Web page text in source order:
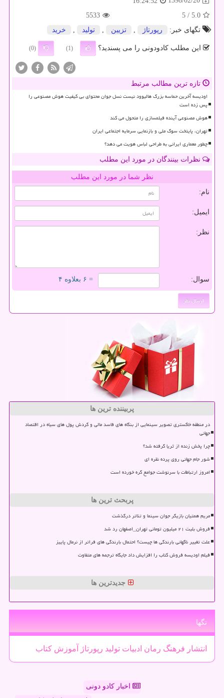
5.0
/ 5
5533
تگهای خبر:
رپورتاژ تزیین تولید خرید
این مطلب کادودونی را می پسندید؟ (1)
(0)
تازه ترین مطالب مرتبط
اودیسه آخرین حماسه بزرگ هالیوود نیست نسل جوان محتوای بی کیفیت هوش مصنوعی را
پس زده است
هوش مصنوعی آینده فیلمسازی را متحول می کند
تهران، پایتخت سوگ ملی و بازنمایی سرمایه اجتماعی ایران
چطور معماری ایرانی به طراحی لباس هویت می دهد؟
نظرات بینندگان در مورد این مطلب
نظر شما در مورد این مطلب
نام:
ایمیل:
نظر:
سوال: = ۶ بعلاوه ۴
پربیننده ترین ها
در منطقه خاکستری تصویر سینمایی از بنگاه های فاسد مالی و گردش پول های سیاه در اقتصاد
جهانی
چرا پخش زنده از ثریا گرفته شد؟
شور جام جهانی روی پرده نقره ای
امروز ارتباطات با سرنوشت جوامع گره خورده است
پربحث ترین ها
مریم همتیان بازیگر جوان سینما و تئاتر درگذشت
فروش بلیت ۲۱ میلیون تومانی تهران_اصفهان رد شد
علت تغییر ناگهانی بارندگی ها چیست؟ احتمال بارندگی های فراتر از نرمال پاییز
فیلم اودیسه فروش کتاب را افزایش داد جایگاه ترجمه های متفاوت
جدیدترین ها
تگها
انتشار فرهنگ رمان ادبیات تولید رپورتاژ آموزش كتاب
اخبار کادو دونی